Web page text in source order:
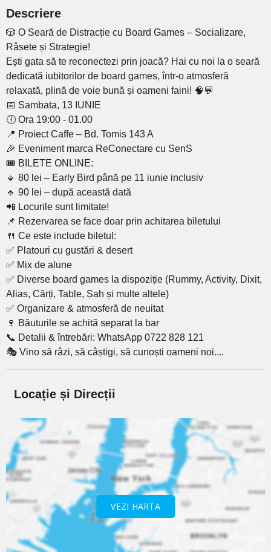
Descriere
🎲 O Seară de Distracție cu Board Games – Socializare,
Râsete și Strategie!
Ești gata să te reconectezi prin joacă? Hai cu noi la o seară
dedicată iubitorilor de board games, într-o atmosferă
relaxată, plină de voie bună și oameni faini! 🧠💬
📅 Sambata, 13 IUNIE
🕕 Ora 19:00 - 01.00
📍 Proiect Caffe – Bd. Tomis 143 A
🎉 Eveniment marca ReConectare cu SenS
🎟 BILETE ONLINE:
🔹 80 lei – Early Bird până pe 11 iunie inclusiv
🔹 90 lei – după această dată
📲 Locurile sunt limitate!
📌 Rezervarea se face doar prin achitarea biletului
🍴 Ce este include biletul:
✅ Platouri cu gustări & desert
✅ Mix de alune
✅ Diverse board games la dispoziție (Rummy, Activity, Dixit,
Alias, Cărți, Table, Șah și multe altele)
✅ Organizare & atmosferă de neuitat
🍷 Băuturile se achită separat la bar
📞 Detalii & întrebări: WhatsApp 0722 828 121
🎭 Vino să râzi, să câștigi, să cunoști oameni noi....
Locație și Direcții
VEZI HARTA